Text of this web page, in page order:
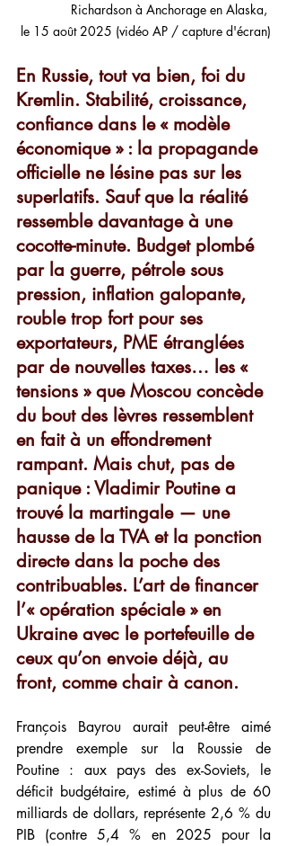
Richardson à Anchorage en Alaska,
le 15 août 2025 (vidéo AP / capture d'écran)
En Russie, tout va bien, foi du
Kremlin. Stabilité, croissance,
confiance dans le « modèle
économique » : la propagande
officielle ne lésine pas sur les
superlatifs. Sauf que la réalité
ressemble davantage à une
cocotte-minute. Budget plombé
par la guerre, pétrole sous
pression, inflation galopante,
rouble trop fort pour ses
exportateurs, PME étranglées
par de nouvelles taxes… les «
tensions » que Moscou concède
du bout des lèvres ressemblent
en fait à un effondrement
rampant. Mais chut, pas de
panique : Vladimir Poutine a
trouvé la martingale — une
hausse de la TVA et la ponction
directe dans la poche des
contribuables. L’art de financer
l’« opération spéciale » en
Ukraine avec le portefeuille de
ceux qu’on envoie déjà, au
front, comme chair à canon.
François Bayrou aurait peut-être aimé
prendre exemple sur la Roussie de
Poutine : aux pays des ex-Soviets, le
déficit budgétaire, estimé à plus de 60
milliards de dollars, représente 2,6 % du
PIB (contre 5,4 % en 2025 pour la